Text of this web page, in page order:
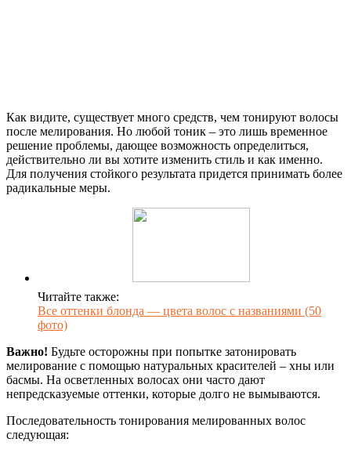
Как видите, существует много средств, чем тонируют волосы
после мелирования. Но любой тоник – это лишь временное
решение проблемы, дающее возможность определиться,
действительно ли вы хотите изменить стиль и как именно.
Для получения стойкого результата придется принимать более
радикальные меры.
Читайте также:
Все оттенки блонда — цвета волос с названиями (50
фото)
Важно! Будьте осторожны при попытке затонировать
мелирование с помощью натуральных красителей – хны или
басмы. На осветленных волосах они часто дают
непредсказуемые оттенки, которые долго не вымываются.
Последовательность тонирования мелированных волос
следующая: